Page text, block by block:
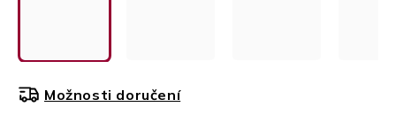
Možnosti doručení